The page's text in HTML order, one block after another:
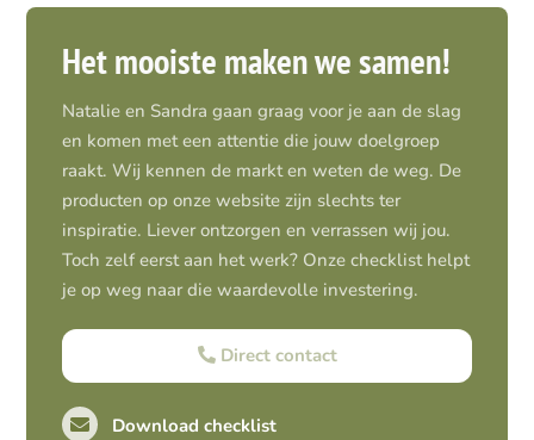
Het mooiste maken we samen!
Natalie en Sandra gaan graag voor je aan de slag
en komen met een attentie die jouw doelgroep
raakt. Wij kennen de markt en weten de weg. De
producten op onze website zijn slechts ter
inspiratie. Liever ontzorgen en verrassen wij jou.
Toch zelf eerst aan het werk? Onze checklist helpt
je op weg naar die waardevolle investering.
Direct contact
Download checklist